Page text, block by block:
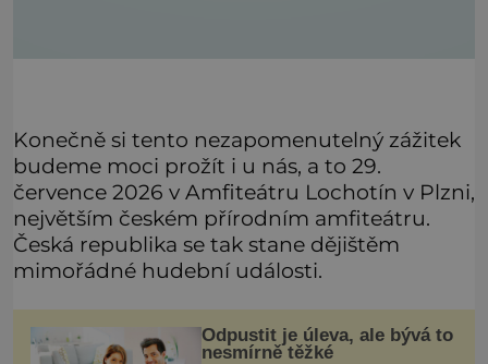
Konečně si tento nezapomenutelný zážitek
budeme moci prožít i u nás, a to 29.
července 2026 v Amfiteátru Lochotín v Plzni,
největším českém přírodním amfiteátru.
Česká republika se tak stane dějištěm
mimořádné hudební události.
Odpustit je úleva, ale bývá to
nesmírně těžké